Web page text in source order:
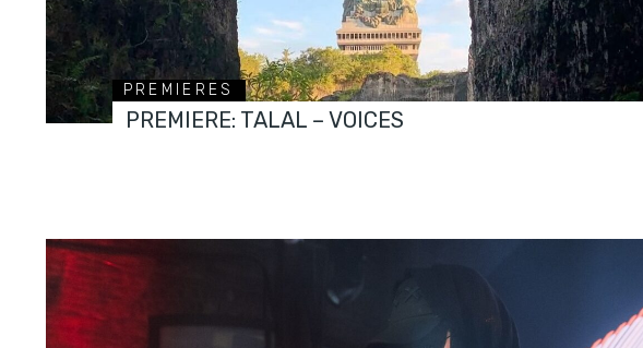
PREMIERES
PREMIERE: TALAL – VOICES